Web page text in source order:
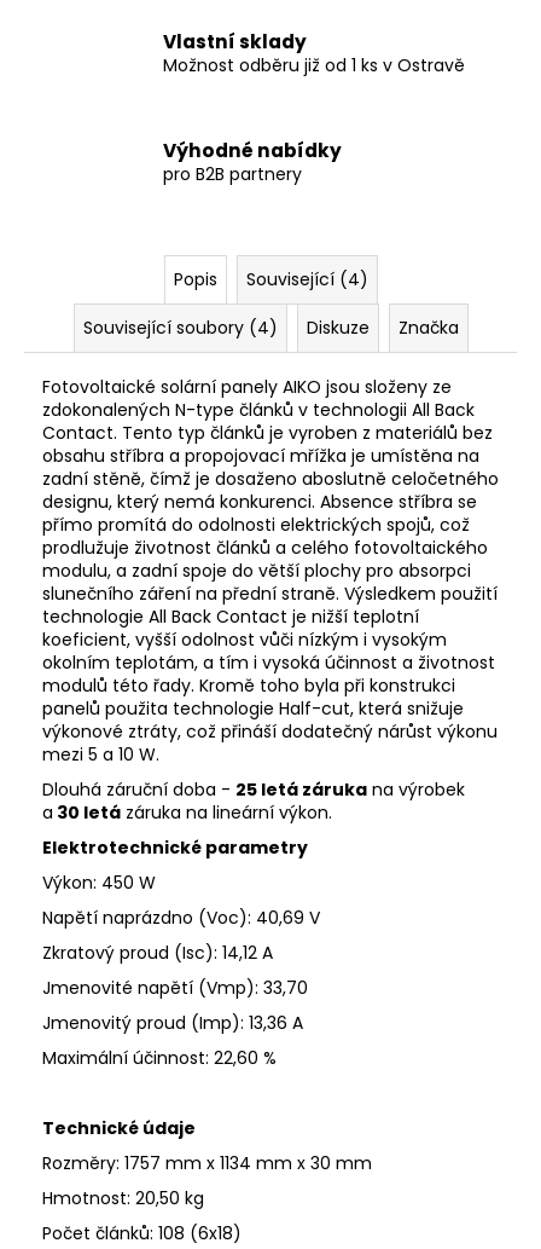
Vlastní sklady
Možnost odběru již od 1 ks v Ostravě
Výhodné nabídky
pro B2B partnery
Popis
Související (4)
Související soubory (4)
Diskuze Značka
Fotovoltaické solární panely AIKO jsou složeny ze
zdokonalených N-type článků v technologii All Back
Contact. Tento typ článků je vyroben z materiálů bez
obsahu stříbra a propojovací mřížka je umístěna na
zadní stěně, čímž je dosaženo aboslutně celočetného
designu, který nemá konkurenci. Absence stříbra se
přímo promítá do odolnosti elektrických spojů, což
prodlužuje životnost článků a celého fotovoltaického
modulu, a zadní spoje do větší plochy pro absorpci
slunečního záření na přední straně. Výsledkem použití
technologie All Back Contact je nižší teplotní
koeficient, vyšší odolnost vůči nízkým i vysokým
okolním teplotám, a tím i vysoká účinnost a životnost
modulů této řady. Kromě toho byla při konstrukci
panelů použita technologie Half-cut, která snižuje
výkonové ztráty, což přináší dodatečný nárůst výkonu
mezi 5 a 10 W.
Dlouhá záruční doba - 25 letá záruka na výrobek
a 30 letá záruka na lineární výkon.
Elektrotechnické parametry
Výkon: 450 W
Napětí naprázdno (Voc): 40,69 V
Zkratový proud (Isc): 14,12 A
Jmenovité napětí (Vmp): 33,70
Jmenovitý proud (Imp): 13,36 A
Maximální účinnost: 22,60 %
Technické údaje
Rozměry: 1757 mm x 1134 mm x 30 mm
Hmotnost: 20,50 kg
Počet článků: 108 (6x18)